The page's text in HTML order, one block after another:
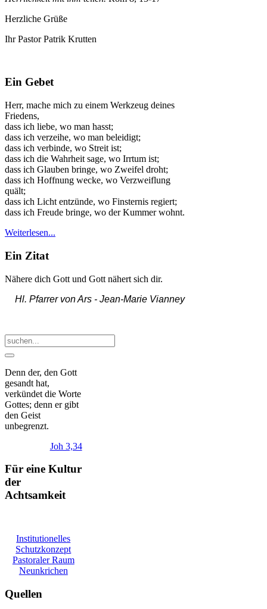
Herzliche Grüße
Ihr Pastor Patrik Krutten
Ein Gebet
Herr, mache mich zu einem Werkzeug deines
Friedens,
dass ich liebe, wo man hasst;
dass ich verzeihe, wo man beleidigt;
dass ich verbinde, wo Streit ist;
dass ich die Wahrheit sage, wo Irrtum ist;
dass ich Glauben bringe, wo Zweifel droht;
dass ich Hoffnung wecke, wo Verzweiflung
quält;
dass ich Licht entzünde, wo Finsternis regiert;
dass ich Freude bringe, wo der Kummer wohnt.
Weiterlesen...
Ein Zitat
Nähere dich Gott und Gott nähert sich dir.
Hl. Pfarrer von Ars -Jean-Marie Vianney
Denn der, den Gott
gesandt hat,
verkündet die Worte
Gottes; denn er gibt
den Geist
unbegrenzt.
Joh 3,34
Für eine Kultur
der
Achtsamkeit
Institutionelles
Schutzkonzept
Pastoraler Raum
Neunkrichen
Quellen